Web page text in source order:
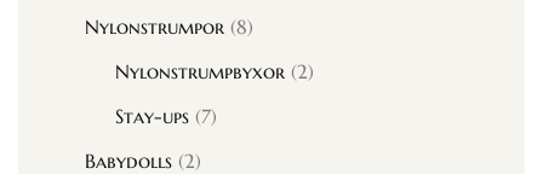
Nylonstrumpor (8)
Nylonstrumpbyxor (2)
Stay-ups (7)
Babydolls (2)